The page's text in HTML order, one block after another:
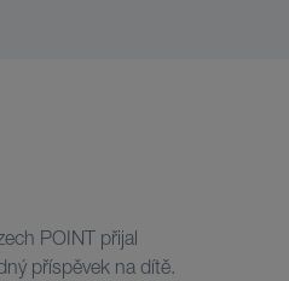
POINT přijal
příspěvek na dítě.